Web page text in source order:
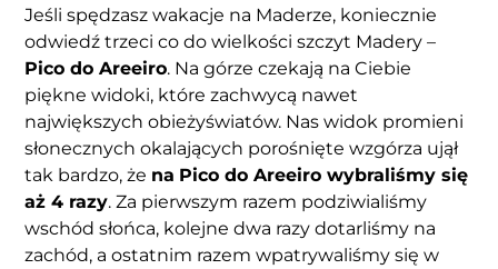
Jeśli spędzasz wakacje na Maderze, koniecznie
odwiedź trzeci co do wielkości szczyt Madery –
Pico do Areeiro. Na górze czekają na Ciebie
piękne widoki, które zachwycą nawet
największych obieżyświatów. Nas widok promieni
słonecznych okalających porośnięte wzgórza ujął
tak bardzo, że na Pico do Areeiro wybraliśmy się
aż 4 razy. Za pierwszym razem podziwialiśmy
wschód słońca, kolejne dwa razy dotarliśmy na
zachód, a ostatnim razem wpatrywaliśmy się w